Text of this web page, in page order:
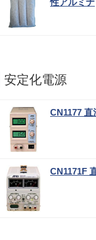
性アルミナ
安定化電源
CN1177
CN1171F